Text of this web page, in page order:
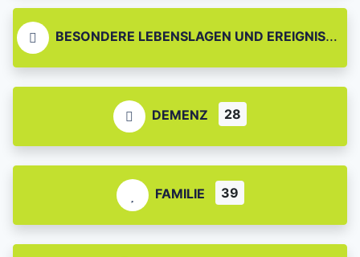
BESONDERE LEBENSLAGEN UND EREIGNISSE
DEMENZ 28
FAMILIE 39